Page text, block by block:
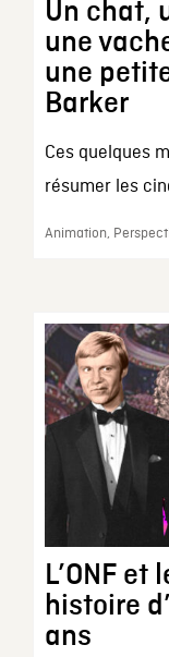
Un chat,
une
une
Barker
Ces quelques
résumer les
Animation,
L’ONF
histoire
ans